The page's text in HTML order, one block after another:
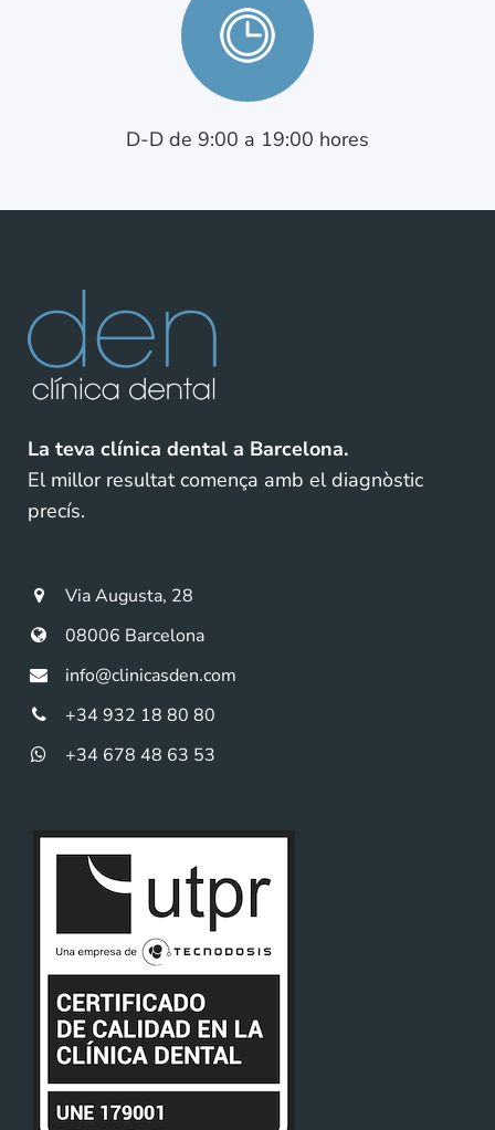
D-D de 9:00 a 19:00 hores
La teva clínica dental a Barcelona.
El millor resultat comença amb el diagnòstic
precís.
Via Augusta, 28
08006 Barcelona
info@clinicasden.com
+34 932 18 80 80
+34 678 48 63 53